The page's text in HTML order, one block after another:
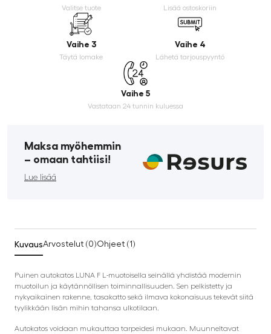
Valitse tuote Lisää ostoskoriin
Vaihe 3
Täytä lomake
Vaihe 4
Lähetä tarjouspyyntö
Vaihe 5
Vastataan 24 tunnin kuluessa
Maksa myöhemmin
­– omaan tahtiisi!
Lue lisää
KuvausArvostelut (0)Ohjeet (1)
Puinen autokatos LUNA F L-muotoisella seinällä yhdistää modernin
muotoilun ja käytännöllisen toiminnallisuuden. Sen pelkistetty ja
nykyaikainen rakenne, tasakatto sekä ilmava kokonaisuus tekevät siitä
tyylikkään lisän mihin tahansa ulkotilaan.
Autokatos voidaan mukauttaa tarpeidesi mukaan. Muunneltavat